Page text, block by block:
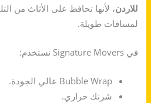
للاردن، لأنها تحافظ على الأثاث من
لمسافات طويلة.
في Signature Movers نستخدم:
Bubble Wrap عالي الجودة.
شرنك حراري.